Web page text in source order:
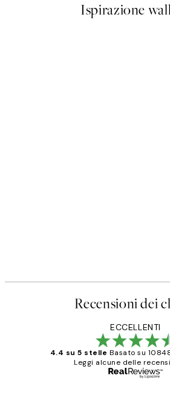
Ispirazione
Recensioni dei
ECCELLENTI
4.4 su 5 stelle Basato su
Leggi alcune delle